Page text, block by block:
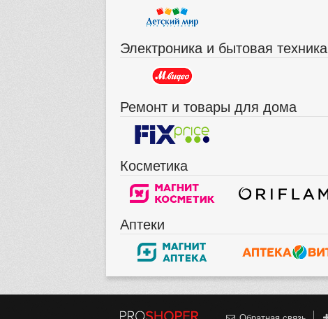
Электроника и бытовая техника
Ремонт и товары для дома
Косметика
Аптеки